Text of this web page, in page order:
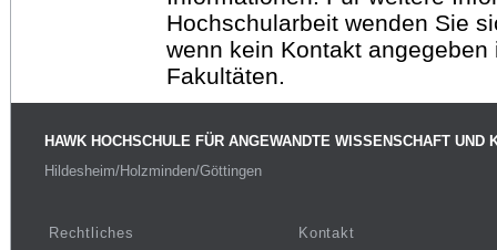
Hochschularbeit wenden Sie
wenn kein Kontakt
Fakultäten.
HAWK HOCHSCHULE FÜR ANGEWANDTE WISSENSCHAFT UND
Hildesheim/Holzminden/Göttingen
Rechtliches
Kontakt